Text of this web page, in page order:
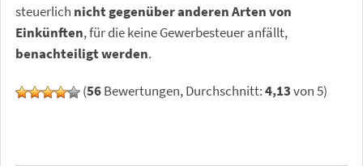
steuerlich nicht gegenüber anderen Arten von
Einkünften, für die keine Gewerbesteuer anfällt,
benachteiligt werden.
(56Bewertungen, Durchschnitt:4,13von 5)